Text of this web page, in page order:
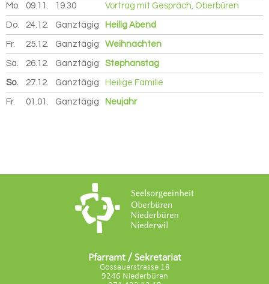
Mo. 09.11. 2026
19.30 Vortrag mit Gespräch, Oberbüren
Do. 24.12. 2026
Ganztägig Heilig Abend
Fr. 25.12. 2026
Ganztägig Weihnachten
Sa. 26.12. 2026
Ganztägig Stephanstag
So. 27.12. 2026
Ganztägig Heilige Familie
Fr. 01.01. 2027
Ganztägig Neujahr
Pfarramt / Sekretariat
Gossauerstrasse 18
9246 Niederbüren